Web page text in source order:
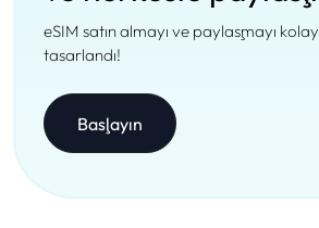
eSIM satın almayı ve paylaşmayı
tasarlandı!
Başlayın